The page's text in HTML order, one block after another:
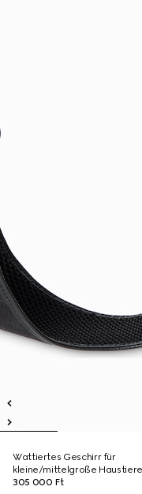
Wattiertes Geschirr für
kleine/mittelgroße Haustiere
305 000 Ft